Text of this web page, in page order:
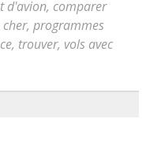
d'avion, comparer
, programmes
, trouver, vols avec